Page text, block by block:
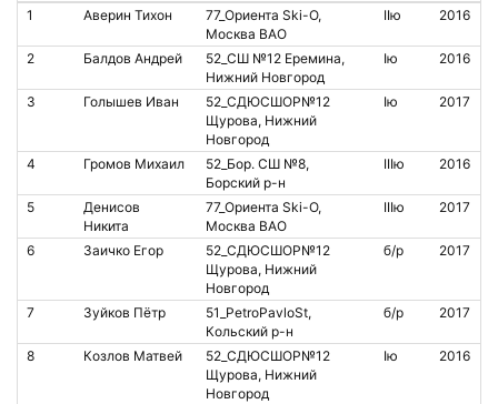
1
Аверин Тихон
77_Ориента Ski-O,
Москва ВАО
IIю 2016
2 Балдов Андрей
52_СШ №12 Еремина,
Нижний Новгород
Iю 2016
3 Голышев Иван
52_СДЮСШОР№12
Щурова, Нижний
Новгород
Iю 2017
4 Громов Михаил
52_Бор. СШ №8,
Борский р-н
IIIю 2016
5
Денисов
Никита
77_Ориента Ski-O,
Москва ВАО
IIIю 2017
6 Заичко Егор
52_СДЮСШОР№12
Щурова, Нижний
Новгород
б/р 2017
7 Зуйков Пётр
51_PetroPavloSt,
Кольский р-н
б/р 2017
8
Козлов Матвей
52_СДЮСШОР№12
Щурова, Нижний
Новгород
Iю 2016